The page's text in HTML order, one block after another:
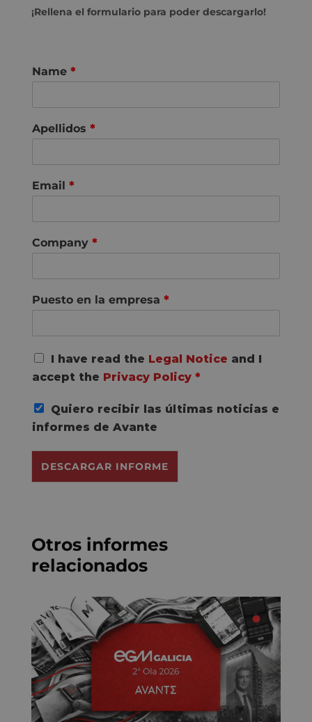
¡Rellena el formulario para poder descargarlo!
Name *
Apellidos *
Email *
Company *
Puesto en la empresa *
R
P
C
o
s
n
I have read the Legal Notice and I
accept the Privacy Policy *
Quiero recibir las últimas noticias e
informes de Avante
DESCARGAR INFORME
Otros informes
relacionados